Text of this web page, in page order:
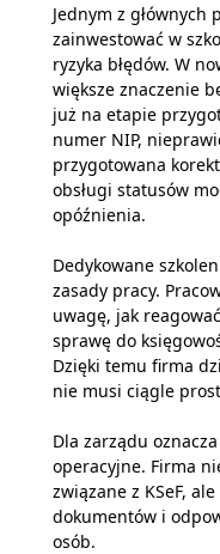
Jednym z
zainwestować w
ryzyka błędów. W
większe znaczenie
już na etapie
numer NIP,
przygotowana
obsługi statusów
opóźnienia.
Dedykowane
zasady pracy.
uwagę, jak
sprawę do
Dzięki temu firma
nie musi ciągle
Dla zarządu
operacyjne. Firma
związane z KSeF,
dokumentów i
osób.